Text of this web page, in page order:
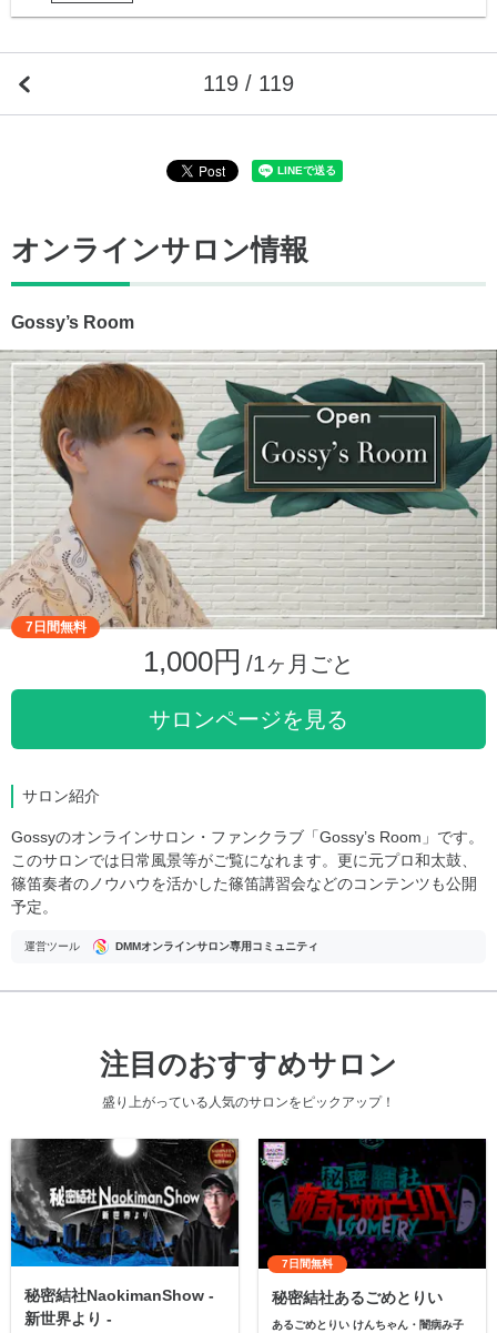
119 / 119
オンラインサロン情報
Gossy’s Room
7日間無料
1,000円 /1ヶ月ごと
サロンページを見る
サロン紹介
Gossyのオンラインサロン・ファンクラブ「Gossy’s Room」です。
このサロンでは日常風景等がご覧になれます。更に元プロ和太鼓、
篠笛奏者のノウハウを活かした篠笛講習会などのコンテンツも公開
予定。
運営ツール DMMオンラインサロン専用コミュニティ
注目のおすすめサロン
盛り上がっている人気のサロンをピックアップ！
秘密結社NaokimanShow -
新世界より -
7日間無料
秘密結社あるごめとりい
あるごめとりい けんちゃん・闇病み子